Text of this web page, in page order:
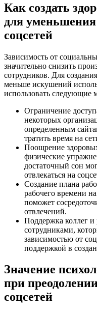
Как создать
для
соцсетей
Зависимость от
значительно снизить
сотрудников. Для
меньше искушений
использовать следующие
Ограничение
некоторых
определенным
тратить время на
Поощрение
физические
достаточный сон
отвлекаться на
Создание плана
рабочего времени
поможет
отвлечений.
Поддержка коллег
сотрудниками,
зависимостью от
поддержкой в
Значение
при
соцсетей